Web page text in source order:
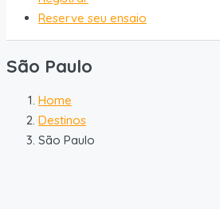
Reserve seu ensaio
São Paulo
Home
Destinos
São Paulo